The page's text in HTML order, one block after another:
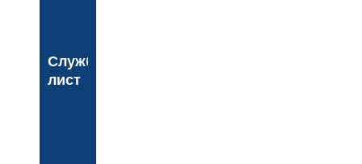
Службени
лист